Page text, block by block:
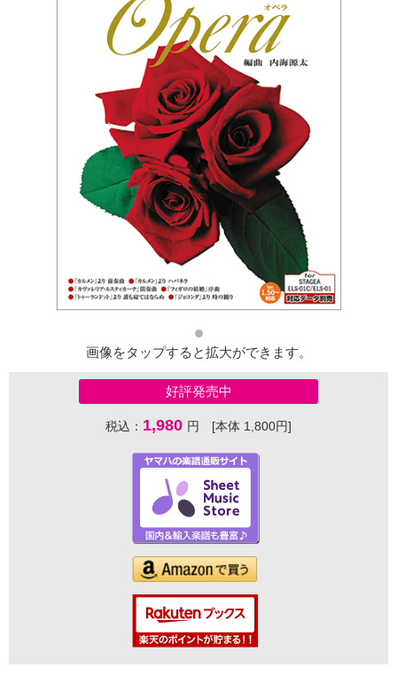
画像をタップすると拡大ができます。
好評発売中
税込： 1,980 円 [本体 1,800円]